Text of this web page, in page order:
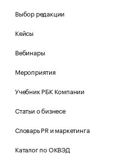
Выбор редакции
Кейсы
Вебинары
Мероприятия
Учебник РБК Компании
Статьи о бизнесе
Словарь PR и маркетинга
Каталог по ОКВЭД